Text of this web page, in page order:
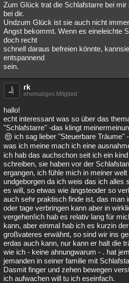
Zum Glück trat die Schlafstarre bei
bei dir.
Undzum Glück ist sie auch nicht
Angst bekommt. Wenn es eineleichte
doch recht
schnell daraus befreien könnte,
entspannend
sein.
rk
ehemaliges Mitglied
hallo!
echt interessant was so über das
"Schlafstarre" -das klingt
ich sag lieber "Steuerbare Träume"
was ich meine mach ich eine
ich hab das auchschon seit ich ein
schreiben, sie haben vor der
ergangen, ich fühle mich in meiner
undgeborgen da ich weis das ich alles
es will, so etwas wie ängsteoder so
auch sehr praktisch finde ist, das man
oder tage verbringen kann aber in
vergehen!ich hab es relativ lang für
kann, aber einmal hab ich es kurzin
großvateres erwähnt, so sind wir ins
erdas auch kann, nur kann er halt die
wie ich - keine ahnungwarum - . hat
jemanden in seiner familie mit
Dasmit finger und zehen bewegen
ich aufwachen will tu ich eseinfach.